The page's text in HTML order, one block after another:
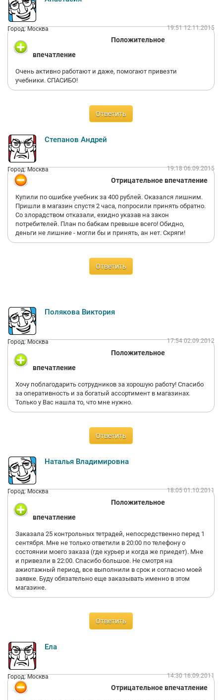
Город: Москва 19:51 12.11.2015
Положительное
впечатление
Очень активно работают и даже, помогают привезти
учебники. СПАСИБО!
Ответить
Степанов Андрей
Город: Москва 19:18 06.09.2015
Отрицательное впечатление
Купили по ошибке учебник за 400 рублей. Оказался лишним.
Пришли в магазин спустя 2 часа, попросили принять обратно.
Со злорадством отказали, ехидно указав на закон
потребителей. План по бабкам превыше всего! Обидно,
деньги не лишние - могли бы и принять, ан нет. Скряги!
Ответить
Полякова Виктория
Город: Москва 17:54 02.09.2012
Положительное
впечатление
Хочу поблагодарить сотрудников за хорошую работу! Спасибо
за оперативность и за богатый ассортимент в магазинах.
Только у Вас нашла то, что мне нужно.
Ответить
Наталья Владимировна
Город: Москва 18:05 01.10.2011
Положительное
впечатление
Заказала 25 контрольных тетрадей, непосредственно перед 1
сентября. Мне не только ответили в 20:00 по телефону о
состоянии моего заказа (где курьер и когда же приедет). Мне
и привезли в 22:00. Спасибо большое. Не смотря на
ажиотажный период, все выполнили в срок и согласно моей
заявке. Буду обязательно еще заказывать именно в этом
магазине.
Ответить
Ела
Город: Москва 14:30 16.09.2011
Отрицательное впечатление